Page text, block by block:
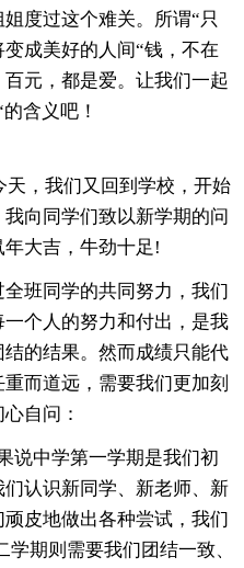
度过这个难关。所谓“只
成美好的人间“钱，不在
元，都是爱。让我们一起
含义吧！
，我们又回到学校，开始
向同学们致以新学期的问
大吉，牛劲十足!
班同学的共同努力，我们
个人的努力和付出，是我
的结果。然而成绩只能代
而道远，需要我们更加刻
自问：
说中学第一学期是我们初
认识新同学、新老师、新
皮地做出各种尝试，我们
期则需要我们团结一致、